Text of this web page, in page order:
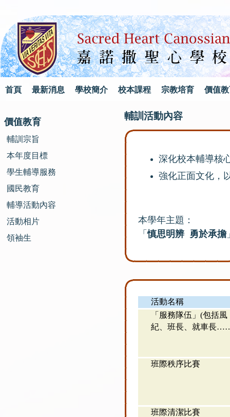
首頁 最新消息 學校簡介 校本課程 宗教培育 價值
價值教育
輔訓宗旨
本年度目標
學生輔導服務
國民教育
輔導活動內容
活動相片
領袖生
輔訓活動內容
深化校本輔導核
強化正面文化，
本學年主題：
「慎思明辨 勇於承擔
活動名稱
「服務隊伍」(包括風
紀、班長、就車長
班際秩序比賽
班際清潔比賽